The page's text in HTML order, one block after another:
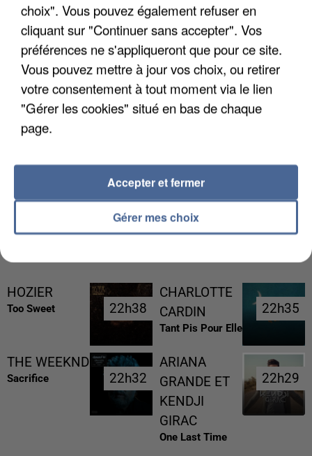
LES FRANÇAIS, FANS DE LA FLEMME
HOZIER
Too Sweet 22h38
22h38
CHARLOTTE
CARDIN
Tant Pis Pour Elle
22h35
22h35
THE WEEKND
Sacrifice 22h32
22h32
ARIANA
GRANDE ET
KENDJI
GIRAC
One Last Time
22h29
22h29
choix". Vous pouvez également refuser en
cliquant sur "Continuer sans accepter". Vos
préférences ne s'appliqueront que pour ce site.
Vous pouvez mettre à jour vos choix, ou retirer
votre consentement à tout moment via le lien
"Gérer les cookies" situé en bas de chaque
page.
Gérer mes choix
Accepter et fermer